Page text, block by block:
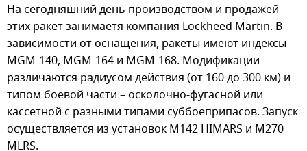
На сегодняшний день производством и продажей
этих ракет занимаетя компания Lockheed Martin. В
зависимости от оснащения, ракеты имеют индексы
MGM-140, MGM-164 и MGM-168. Модификации
различаются радиусом действия (от 160 до 300 км) и
типом боевой части – осколочно-фугасной или
кассетной с разными типами суббоеприпасов. Запуск
осуществляется из установок М142 HIMARS и M270
MLRS.